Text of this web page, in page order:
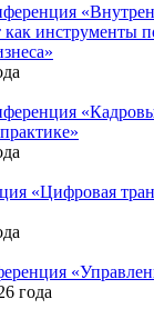
как инструменты
«Цифровая
года